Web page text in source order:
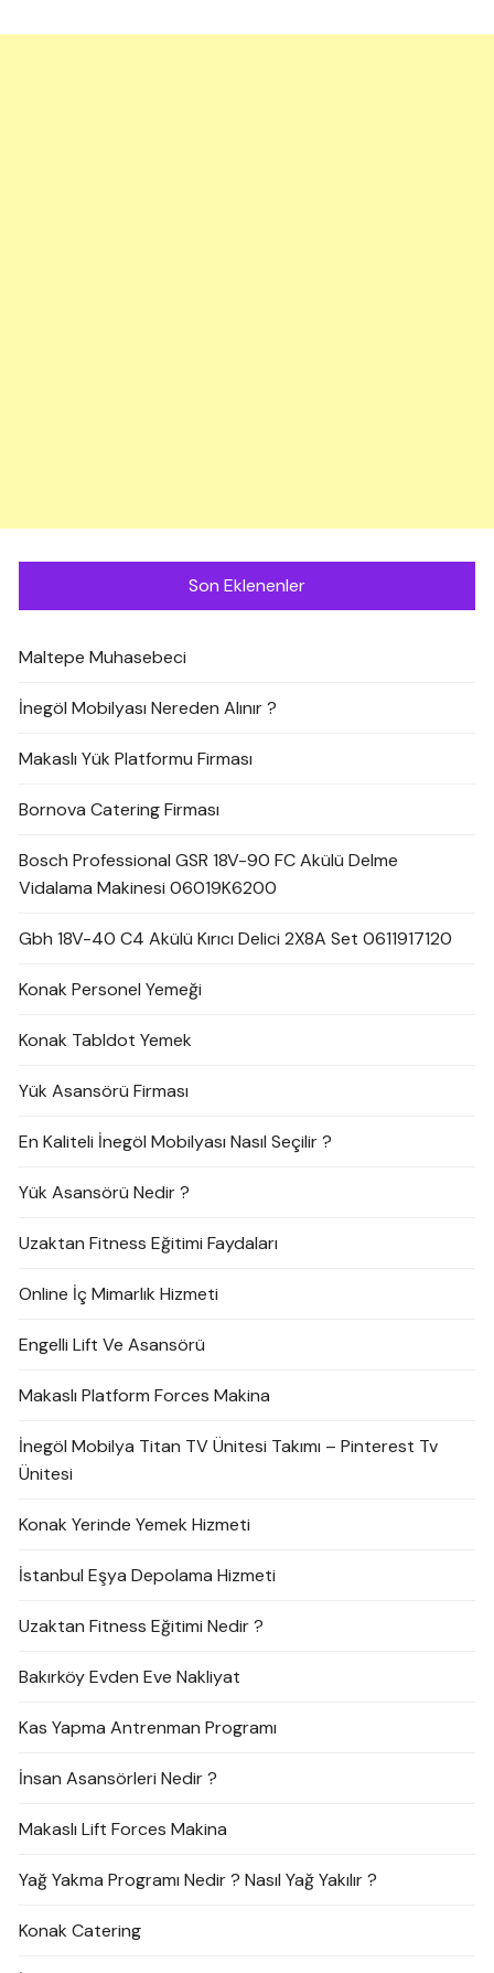
Son Eklenenler
Maltepe Muhasebeci
İnegöl Mobilyası Nereden Alınır ?
Makaslı Yük Platformu Firması
Bornova Catering Firması
Bosch Professional GSR 18V-90 FC Akülü Delme
Vidalama Makinesi 06019K6200
Gbh 18V-40 C4 Akülü Kırıcı Delici 2X8A Set 0611917120
Konak Personel Yemeği
Konak Tabldot Yemek
Yük Asansörü Firması
En Kaliteli İnegöl Mobilyası Nasıl Seçilir ?
Yük Asansörü Nedir ?
Uzaktan Fitness Eğitimi Faydaları
Online İç Mimarlık Hizmeti
Engelli Lift Ve Asansörü
Makaslı Platform Forces Makina
İnegöl Mobilya Titan TV Ünitesi Takımı – Pinterest Tv
Ünitesi
Konak Yerinde Yemek Hizmeti
İstanbul Eşya Depolama Hizmeti
Uzaktan Fitness Eğitimi Nedir ?
Bakırköy Evden Eve Nakliyat
Kas Yapma Antrenman Programı
İnsan Asansörleri Nedir ?
Makaslı Lift Forces Makina
Yağ Yakma Programı Nedir ? Nasıl Yağ Yakılır ?
Konak Catering